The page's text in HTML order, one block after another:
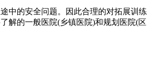
中的安全问题。因此合理的对拓展训练
解的一般医院(乡镇医院)和规划医院(区